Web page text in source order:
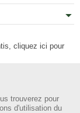
cliquez ici pour
trouverez pour
d'utilisation du